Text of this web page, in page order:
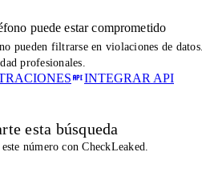
puede estar comprometido
pueden filtrarse en violaciones de
profesionales.
INTEGRAR API
esta búsqueda
número con CheckLeaked.